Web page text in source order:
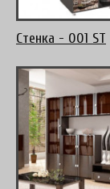
Стенка - 001 ST